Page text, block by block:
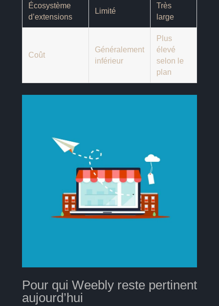
Écosystème
d’extensions
Limité
Très
large
Coût
Généralement
inférieur
Plus
élevé
selon le
plan
Pour qui Weebly reste pertinent
aujourd’hui